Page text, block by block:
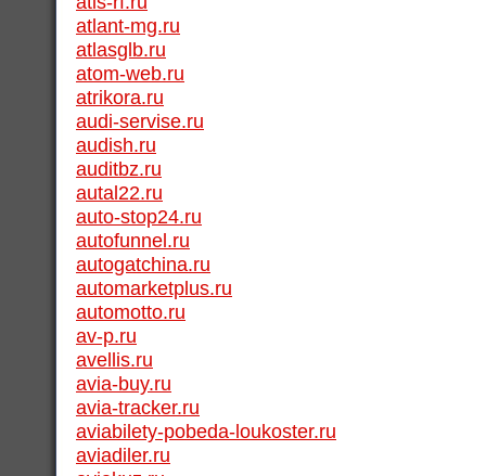
atlant-mg.ru
atlasglb.ru
atom-web.ru
atrikora.ru
audi-servise.ru
audish.ru
auditbz.ru
autal22.ru
auto-stop24.ru
autofunnel.ru
autogatchina.ru
automarketplus.ru
automotto.ru
av-p.ru
avellis.ru
avia-buy.ru
avia-tracker.ru
aviabilety-pobeda-loukoster.ru
aviadiler.ru